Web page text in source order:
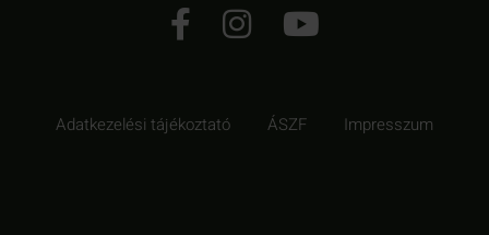
Adatkezelési tájékoztató ÁSZF Impresszum